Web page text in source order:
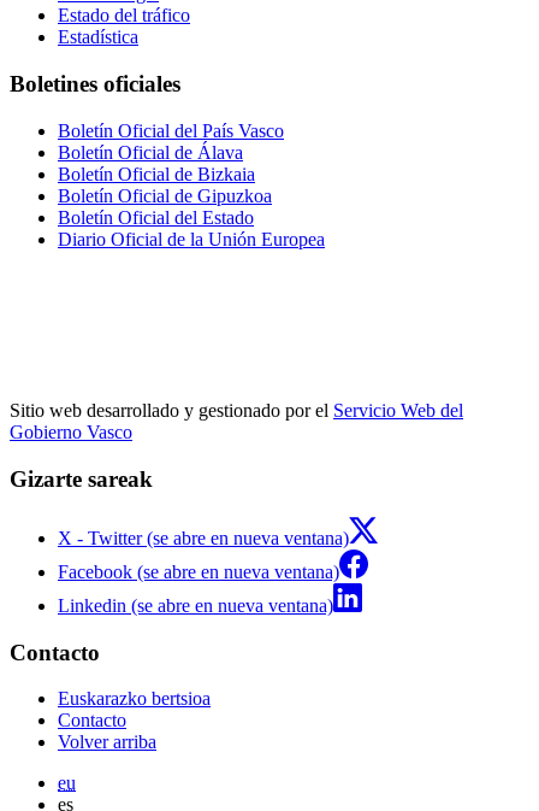
Estado del tráfico
Estadística
Boletines oficiales
Boletín Oficial del País Vasco
Boletín Oficial de Álava
Boletín Oficial de Bizkaia
Boletín Oficial de Gipuzkoa
Boletín Oficial del Estado
Diario Oficial de la Unión Europea
Sitio web desarrollado y gestionado por el Servicio Web del
Gobierno Vasco
Gizarte sareak
X - Twitter (se abre en nueva ventana)
Facebook (se abre en nueva ventana)
Linkedin (se abre en nueva ventana)
Contacto
Euskarazko bertsioa
Contacto
Volver arriba
eu
es